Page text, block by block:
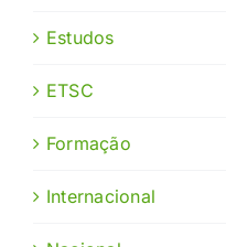
Estudos
ETSC
Formação
Internacional